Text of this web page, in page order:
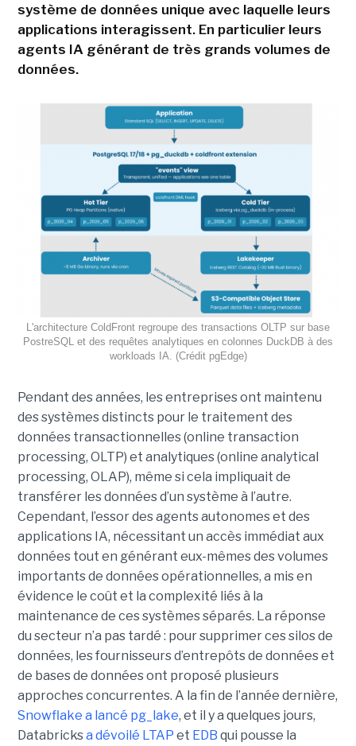
système de données unique avec laquelle leurs
applications interagissent. En particulier leurs
agents IA générant de très grands volumes de
données.
L'architecture ColdFront regroupe des transactions OLTP sur base
PostreSQL et des requêtes analytiques en colonnes DuckDB à des
workloads IA. (Crédit pgEdge)
Pendant des années, les entreprises ont maintenu
des systèmes distincts pour le traitement des
données transactionnelles (online transaction
processing, OLTP) et analytiques (online analytical
processing, OLAP), même si cela impliquait de
transférer les données d’un système à l’autre.
Cependant, l’essor des agents autonomes et des
applications IA, nécessitant un accès immédiat aux
données tout en générant eux-mêmes des volumes
importants de données opérationnelles, a mis en
évidence le coût et la complexité liés à la
maintenance de ces systèmes séparés. La réponse
du secteur n’a pas tardé : pour supprimer ces silos de
données, les fournisseurs d’entrepôts de données et
de bases de données ont proposé plusieurs
approches concurrentes. A la fin de l’année dernière,
Snowflake a lancé pg_lake, et il y a quelques jours,
Databricksa dévoilé LTAP et EDB qui pousse la